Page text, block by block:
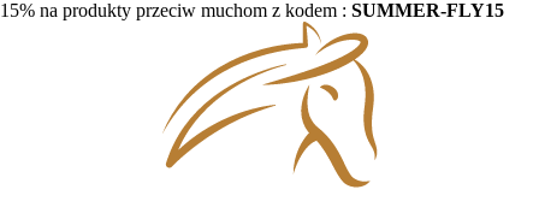
15% na produkty przeciw muchom z kodem : SUMMER-FLY15